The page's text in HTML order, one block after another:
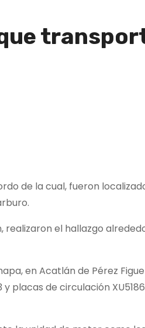
de la cual, fueron
el hallazgo
en Acatlán de Pérez
y placas de circulación